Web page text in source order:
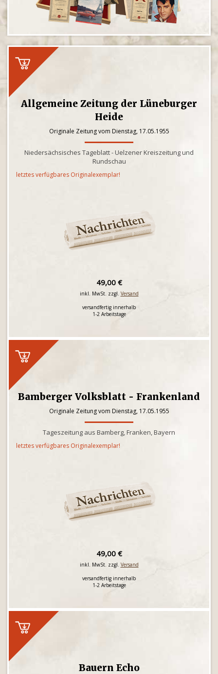
Allgemeine Zeitung der Lüneburger
Heide
Originale Zeitung vom Dienstag, 17.05.1955
Niedersächsisches Tageblatt - Uelzener Kreiszeitung und
Rundschau
letztes verfügbares Originalexemplar!
49,00 €
inkl. MwSt. zzgl. Versand
versandfertig innerhalb
1-2 Arbeitstage
Bamberger Volksblatt - Frankenland
Originale Zeitung vom Dienstag, 17.05.1955
Tageszeitung aus Bamberg, Franken, Bayern
letztes verfügbares Originalexemplar!
49,00 €
inkl. MwSt. zzgl. Versand
versandfertig innerhalb
1-2 Arbeitstage
Bauern Echo